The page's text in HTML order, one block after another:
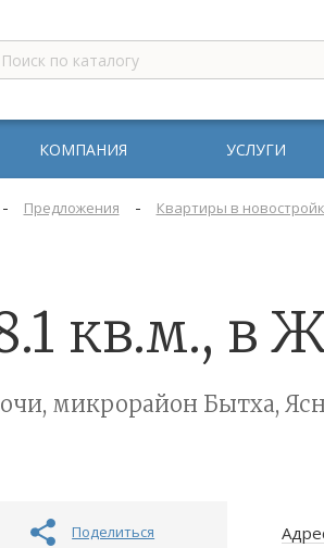
КОМПАНИЯ УСЛУГИ
- Предложения - Квартиры в
кв.м.,
микрорайон Бытха,
Поделиться